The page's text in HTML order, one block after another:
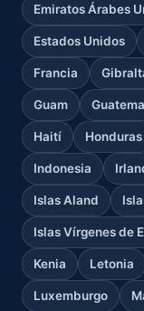
Emiratos Árabes
Estados Unidos
Francia
Guam
Haití Honduras
Indonesia
Islas Aland
Islas Vírgenes de
Kenia Letonia
Luxemburgo